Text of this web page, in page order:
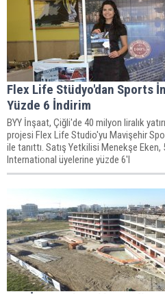
Flex Life Stüdyo'dan Sports
Yüzde 6 İndirim
BYY İnşaat, Çiğli'de 40 milyon liralık
projesi Flex Life Studio'yu Mavişehir
ile tanıttı. Satış Yetkilisi Menekşe
International üyelerine yüzde 6'l